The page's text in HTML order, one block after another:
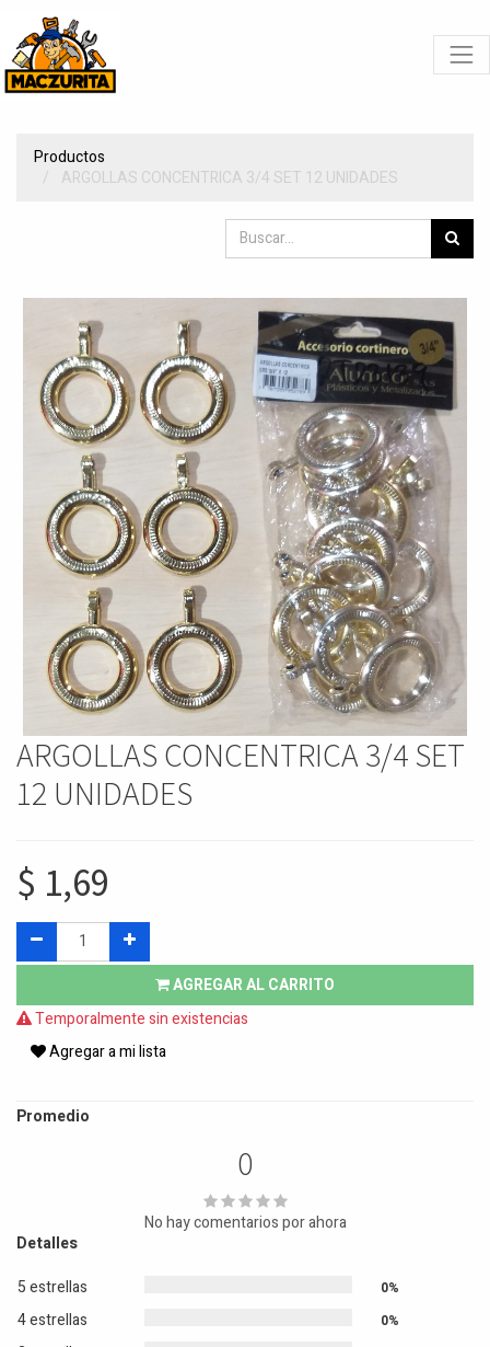
Productos
ARGOLLAS CONCENTRICA 3/4 SET 12 UNIDADES
ARGOLLAS CONCENTRICA 3/4 SET
12 UNIDADES
$ 1,69
AGREGAR AL CARRITO
Temporalmente sin existencias
Agregar a mi lista
Promedio
0
No hay comentarios por ahora
Detalles
5 estrellas
0%
4 estrellas 0%